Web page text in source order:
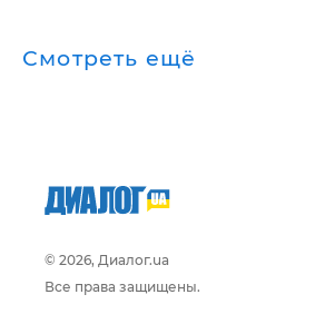
Смотреть ещё
© 2026, Диалог.ua
Все права защищены.